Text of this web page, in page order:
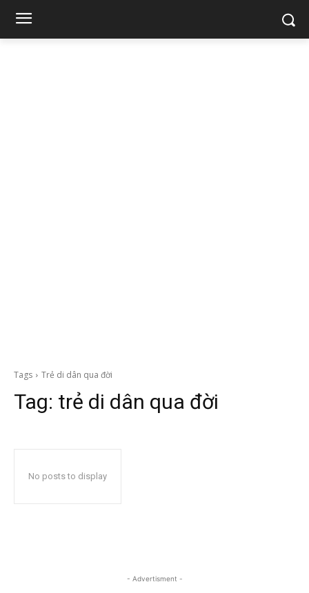
Tags Trẻ di dân qua đời
Tag: trẻ di dân qua đời
No posts to display
- Advertisment -